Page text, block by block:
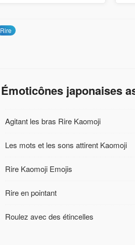
Rire
Émoticônes japonaises
Agitant les bras Rire Kaomoji
Les mots et les sons attirent Kaomoji
Rire Kaomoji Emojis
Rire en pointant
Roulez avec des étincelles